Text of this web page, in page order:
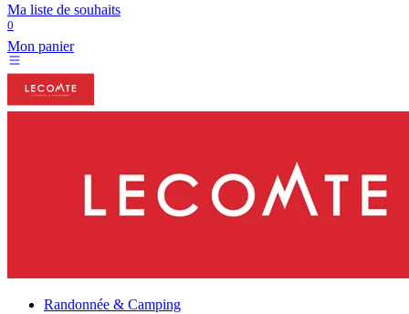
Ma liste de souhaits
0
Mon panier
Randonnée & Camping